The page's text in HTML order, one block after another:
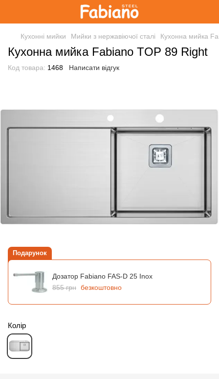
Кухонні мийки Мийки з нержавіючої сталі Кухонна мийка
Кухонна мийка Fabiano TOP 89 Right
Код товара: 1468 Написати відгук
Подарунок
Дозатор Fabiano FAS-D 25 Inox
855 грн безкоштовно
Колір